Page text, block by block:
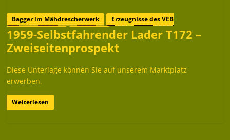
Bagger im Mähdrescherwerk
Erzeugnisse des VEB
Mähdrescherwerk
Prospekte
1959-Selbstfahrender Lader T172 –
Zweiseitenprospekt
Diese Unterlage können Sie auf unserem Marktplatz
erwerben.
Weiterlesen